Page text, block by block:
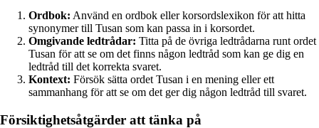
Ordbok: Använd en ordbok eller korsordslexikon för att hitta
synonymer till Tusan som kan passa in i korsordet.
Omgivande ledtrådar: Titta på de övriga ledtrådarna runt ordet
Tusan för att se om det finns någon ledtråd som kan ge dig en
ledtråd till det korrekta svaret.
Kontext: Försök sätta ordet Tusan i en mening eller ett
sammanhang för att se om det ger dig någon ledtråd till svaret.
Försiktighetsåtgärder att tänka på